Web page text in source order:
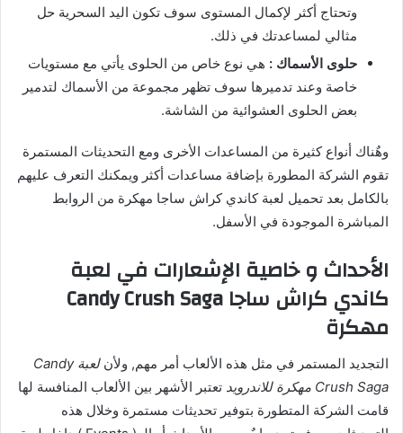
وتحتاج أكثر لإكمال المستوى سوف تكون اليد السحرية حل
مثالي لمساعدتك في ذلك.
حلوى الأسماك : هي نوع خاص من الحلوى يأتي مع مستويات
خاصة وعند تدميرها سوف تظهر مجموعة من الأسماك لتدمير
بعض الحلوى العشوائية من الشاشة.
وهٌناك أنواع كثيرة من المساعدات الأخرى ومع التحديثات المستمرة
تقوم الشركة المطورة بإضافة مساعدات أكثر ويمكنك التعرف عليهم
بالكامل بعد تحميل لعبة كاندي كراش ساجا مهكرة من الروابط
المباشرة الموجودة في الأسفل.
الأحداث و خاصية الإشعارات في لعبة
كاندي كراش ساجا Candy Crush Saga
مهكرة
التجديد المستمر في مثل هذه الألعاب أمر مهم, ولأن
لعبة Candy
Crush Saga مهكرة للاندرويد
تعتبر الأشهر بين الألعاب المنافسة لها
قامت الشركة المتطورة بتوفير تحديثات مستمرة وخلال هذه